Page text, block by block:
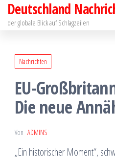
Zum
Inhalt
Deutschland
der globale Blick auf Schlagzeilen
Nachrichten
EU-
Die neue
Von ADMINS
„Ein historischer Moment“,